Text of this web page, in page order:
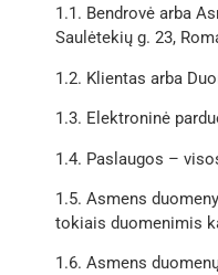
1.1. Bendrovė arba
Saulėtekių g. 23,
1.2. Klientas arba
1.3. Elektroninė
1.4. Paslaugos –
1.5. Asmens
tokiais duomenimis
1.6. Asmens